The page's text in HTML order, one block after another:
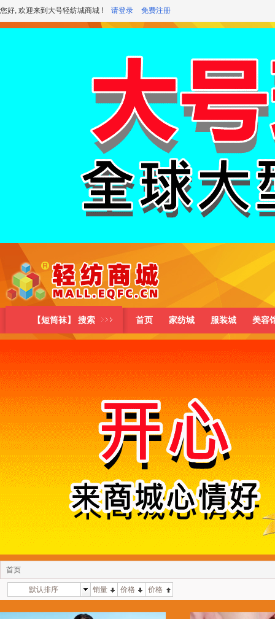
您好, 欢迎来到大号轻纺城商城 ! 请登录 免费注册
【短筒袜】 搜索 首页 家纺城 服装城 美容
首页
默认排序 销量 价格 价格